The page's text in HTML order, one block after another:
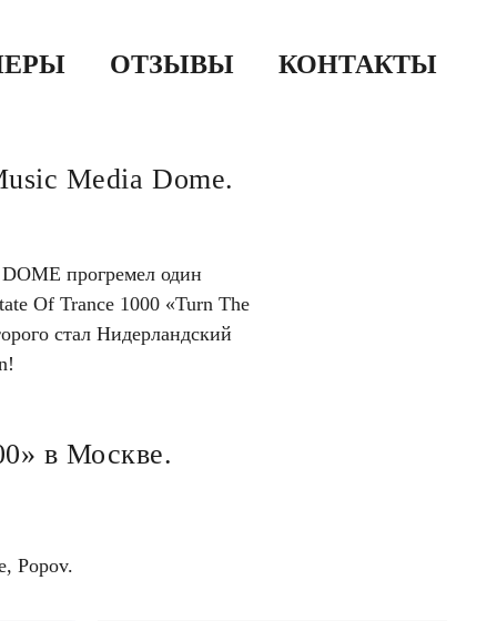
ОТЗЫВЫ КОНТАКТЫ
Media Dome.
прогремел один
Of Trance 1000 «Turn The
стал Нидерландский
в Москве.
Popov.